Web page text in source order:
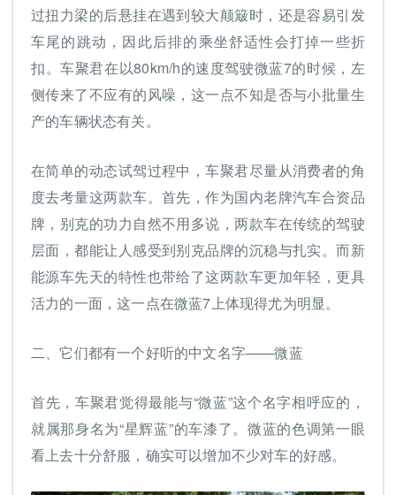
过扭力梁的后悬挂在遇到较大颠簸时，还是容易引发
车尾的跳动，因此后排的乘坐舒适性会打掉一些折
扣。车聚君在以80km/h的速度驾驶微蓝7的时候，左
侧传来了不应有的风噪，这一点不知是否与小批量生
产的车辆状态有关。
在简单的动态试驾过程中，车聚君尽量从消费者的角
度去考量这两款车。首先，作为国内老牌汽车合资品
牌，别克的功力自然不用多说，两款车在传统的驾驶
层面，都能让人感受到别克品牌的沉稳与扎实。而新
能源车先天的特性也带给了这两款车更加年轻，更具
活力的一面，这一点在微蓝7上体现得尤为明显。
二、它们都有一个好听的中文名字——微蓝
首先，车聚君觉得最能与“微蓝”这个名字相呼应的，
就属那身名为“星辉蓝”的车漆了。微蓝的色调第一眼
看上去十分舒服，确实可以增加不少对车的好感。